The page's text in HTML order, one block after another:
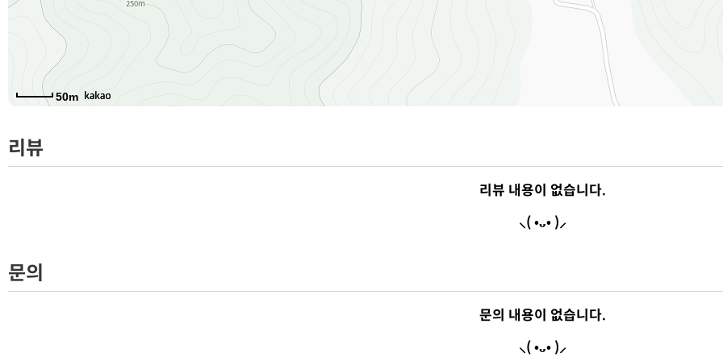
50m
리뷰
리뷰 내용이 없습니다.
⸜( •ᴗ• )⸝
문의
문의 내용이 없습니다.
⸜( •ᴗ• )⸝